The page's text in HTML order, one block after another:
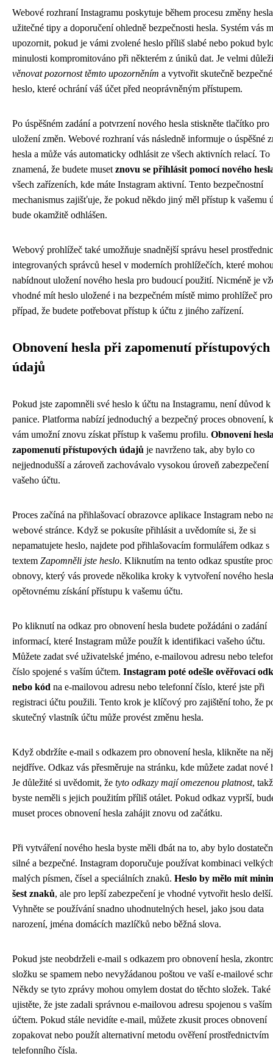
Webové rozhraní Instagramu poskytuje během procesu změny hesla
užitečné tipy a doporučení ohledně bezpečnosti hesla. Systém vás
upozornit, pokud je vámi zvolené heslo příliš slabé nebo pokud
minulosti kompromitováno při některém z úniků dat. Je velmi
věnovat pozornost těmto upozorněním a vytvořit skutečně bezpečné
heslo, které ochrání váš účet před neoprávněným přístupem.
Po úspěšném zadání a potvrzení nového hesla stiskněte tlačítko pro
uložení změn. Webové rozhraní vás následně informuje o úspěšné
hesla a může vás automaticky odhlásit ze všech aktivních relací. To
znamená, že budete muset znovu se přihlásit pomocí nového
všech zařízeních, kde máte Instagram aktivní. Tento bezpečnostní
mechanismus zajišťuje, že pokud někdo jiný měl přístup k vašemu
bude okamžitě odhlášen.
Webový prohlížeč také umožňuje snadnější správu hesel
integrovaných správců hesel v moderních prohlížečích, které
nabídnout uložení nového hesla pro budoucí použití. Nicméně je
vhodné mít heslo uložené i na bezpečném místě mimo prohlížeč pro
případ, že budete potřebovat přístup k účtu z jiného zařízení.
Obnovení hesla při zapomenutí přístupových
údajů
Pokud jste zapomněli své heslo k účtu na Instagramu, není důvod k
panice. Platforma nabízí jednoduchý a bezpečný proces obnovení,
vám umožní znovu získat přístup k vašemu profilu. Obnovení
zapomenutí přístupových údajů je navrženo tak, aby bylo co
nejjednodušší a zároveň zachovávalo vysokou úroveň zabezpečení
vašeho účtu.
Proces začíná na přihlašovací obrazovce aplikace Instagram nebo
webové stránce. Když se pokusíte přihlásit a uvědomíte si, že si
nepamatujete heslo, najdete pod přihlašovacím formulářem odkaz s
textem Zapomněli jste heslo. Kliknutím na tento odkaz spustíte
obnovy, který vás provede několika kroky k vytvoření nového
opětovnému získání přístupu k vašemu účtu.
Po kliknutí na odkaz pro obnovení hesla budete požádáni o zadání
informací, které Instagram může použít k identifikaci vašeho účtu.
Můžete zadat své uživatelské jméno, e-mailovou adresu nebo
číslo spojené s vaším účtem. Instagram poté odešle ověřovací
nebo kód na e-mailovou adresu nebo telefonní číslo, které jste při
registraci účtu použili. Tento krok je klíčový pro zajištění toho, že
skutečný vlastník účtu může provést změnu hesla.
Když obdržíte e-mail s odkazem pro obnovení hesla, klikněte na
nejdříve. Odkaz vás přesměruje na stránku, kde můžete zadat nové
Je důležité si uvědomit, že tyto odkazy mají omezenou platnost,
byste neměli s jejich použitím příliš otálet. Pokud odkaz vyprší,
muset proces obnovení hesla zahájit znovu od začátku.
Při vytváření nového hesla byste měli dbát na to, aby bylo
silné a bezpečné. Instagram doporučuje používat kombinaci
malých písmen, čísel a speciálních znaků. Heslo by mělo mít
šest znaků, ale pro lepší zabezpečení je vhodné vytvořit heslo delší.
Vyhněte se používání snadno uhodnutelných hesel, jako jsou data
narození, jména domácích mazlíčků nebo běžná slova.
Pokud jste neobdrželi e-mail s odkazem pro obnovení hesla,
složku se spamem nebo nevyžádanou poštou ve vaší e-mailové
Někdy se tyto zprávy mohou omylem dostat do těchto složek. Také
ujistěte, že jste zadali správnou e-mailovou adresu spojenou s vaším
účtem. Pokud stále nevidíte e-mail, můžete zkusit proces obnovení
zopakovat nebo použít alternativní metodu ověření prostřednictvím
telefonního čísla.